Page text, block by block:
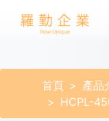
首頁 產品
HCPL-